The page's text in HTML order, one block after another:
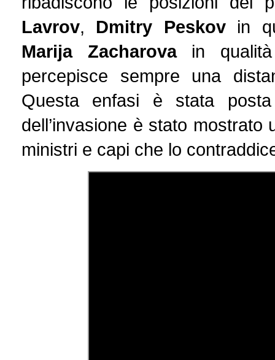
Lavrov, Dmitry Peskovin
Marija Zacharovain qualità
percepisce sempre una
Questa enfasi è stata
dell’invasione è stato
ministri e capi che lo